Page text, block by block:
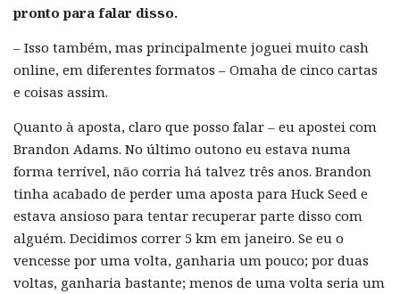
pronto para falar disso.
– Isso também, mas principalmente joguei muito cash
online, em diferentes formatos – Omaha de cinco cartas
e coisas assim.
Quanto à aposta, claro que posso falar – eu apostei com
Brandon Adams. No último outono eu estava numa
forma terrível, não corria há talvez três anos. Brandon
tinha acabado de perder uma aposta para Huck Seed e
estava ansioso para tentar recuperar parte disso com
alguém. Decidimos correr 5 km em janeiro. Se eu o
vencesse por uma volta, ganharia um pouco; por duas
voltas, ganharia bastante; menos de uma volta seria um